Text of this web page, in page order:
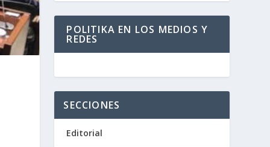
POLITIKA EN LOS MEDIOS Y
REDES
SECCIONES
Editorial